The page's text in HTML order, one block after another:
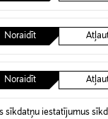
Noraidīt
Noraidīt
sīkdatņu iestatījumus
TOM